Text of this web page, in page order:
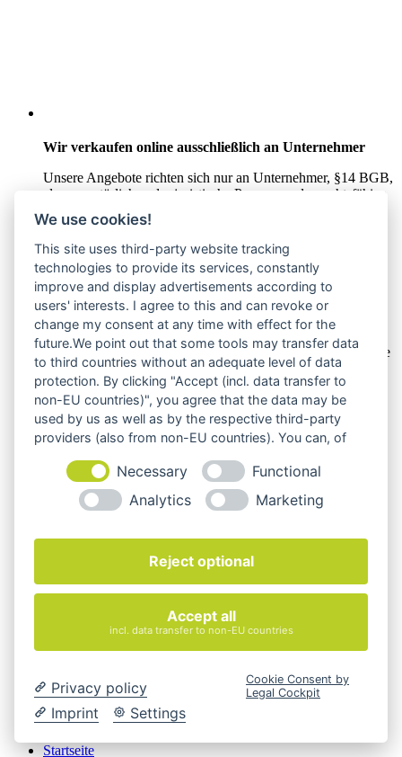
Wir verkaufen online ausschließlich an Unternehmer
Unsere Angebote richten sich nur an Unternehmer, §14 BGB,
also an natürliche oder juristische Personen oder rechtsfähige
Personengesellschaften, die bei Abschluss eines
Rechtsgeschäfts in Ausübung ihrer gewerblichen oder
selbständigen beruflichen Tätigkeit handeln. Wir schließen
keine Verträge mit Verbrauchern,§ 13 BGB.
Hinweis zu Produktabbildungen
Die Produktbilder der Artikel zeigen Beispiele, die in der
Ausstattung, Farbe oder Konfiguration von der
Artikelbeschreibung abweichen können. Maßgeblich sind die
Beschreibungen und Abbildungen im unverbindlichen
Angebot. Gerne konfigurieren wir das ausgewählte Produkt
genau nach Ihren Vorstellungen.
Cookie-Einstellungen ändern
Über Uns
Magazin
Kontakt
Zahlungsarten
Impressum
© 2026 Quadro Office Nord - Ihr Büroeinrichter
Startseite
We use cookies!
This site uses third-party website tracking
technologies to provide its services, constantly
improve and display advertisements according to
users' interests. I agree to this and can revoke or
change my consent at any time with effect for the
future.We point out that some tools may transfer data
to third countries without an adequate level of data
protection. By clicking "Accept (incl. data transfer to
non-EU countries)", you agree that the data may be
used by us as well as by the respective third-party
providers (also from non-EU countries). You can, of
Necessary
Functional
Analytics
Marketing
Reject optional
Accept all
incl. data transfer to non-EU countries
Privacy policy
Imprint
Settings
Cookie Consent by
Legal Cockpit